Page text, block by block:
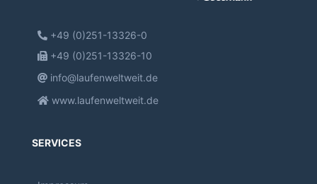
+49 (0)251-13326-0
+49 (0)251-13326-10
info@laufenweltweit.de
www.laufenweltweit.de
SERVICES